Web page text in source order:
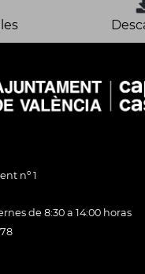
nº 1
de 8:30 a 14:00 horas